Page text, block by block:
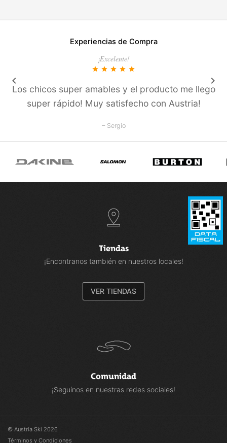
Experiencias de Compra
¡Excelente!
star star star star star
Los chicos super amables y el producto me llego
super rápido! Muy satisfecho con Austria!
– Sergio
keyboard_arrow_left keyboard_arrow_right
Tiendas
¡Encontranos también en nuestros locales!
VER TIENDAS
Comunidad
¡Seguínos en nuestras redes sociales!
© Austria Ski 2026
Términos y Condiciones